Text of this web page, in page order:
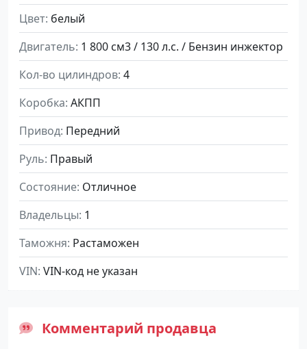
Цвет белый
Двигатель 1 800 см3 / 130 л.с. / Бензин инжектор
Кол-во цилиндров 4
Коробка АКПП
Привод Передний
Руль Правый
Состояние Отличное
Владельцы 1
Таможня Растаможен
VIN VIN-код не указан
Комментарий продавца